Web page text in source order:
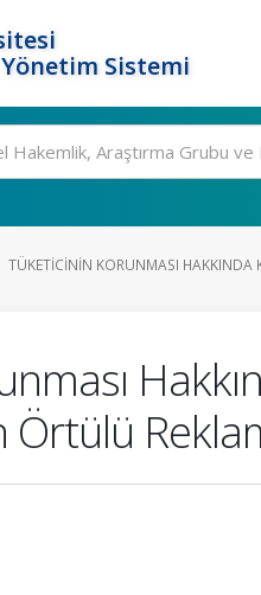
Sistemi
TÜKETICININ KORUNMASI HAKKINDA
Örtülü